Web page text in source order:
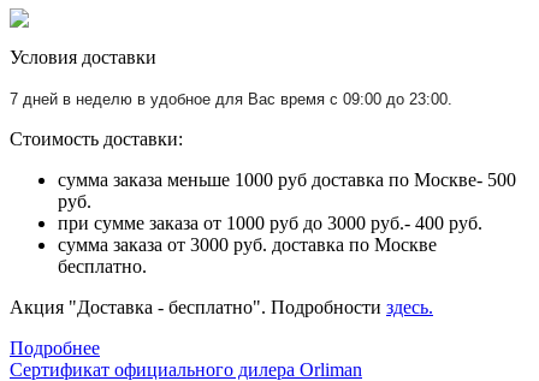
Условия доставки
7 дней в неделю в удобное для Вас время с 09:00 до 23:00.
Стоимость доставки:
сумма заказа меньше 1000 руб доставка по Москве- 500
руб.
при сумме заказа от 1000 руб до 3000 руб.- 400 руб.
сумма заказа от 3000 руб. доставка по Москве
бесплатно.
Акция "Доставка - бесплатно". Подробности здесь.
Подробнее
Сертификат официального дилера Orliman